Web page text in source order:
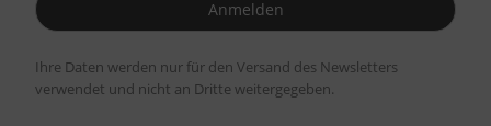
Ihre Daten werden nur für den Versand des Newsletters
verwendet und nicht an Dritte weitergegeben.